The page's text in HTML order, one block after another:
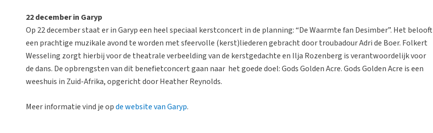
22 december in Garyp
Op 22 december staat er in Garyp een heel speciaal kerstconcert in de planning: “De Waarmte fan Desimber”. Het belooft
een prachtige muzikale avond te worden met sfeervolle (kerst)liederen gebracht door troubadour Adri de Boer. Folkert
Wesseling zorgt hierbij voor de theatrale verbeelding van de kerstgedachte en Ilja Rozenberg is verantwoordelijk voor
de dans. De opbrengsten van dit benefietconcert gaan naar het goede doel: Gods Golden Acre. Gods Golden Acre is een
weeshuis in Zuid-Afrika, opgericht door Heather Reynolds.
Meer informatie vind je opde website van Garyp.